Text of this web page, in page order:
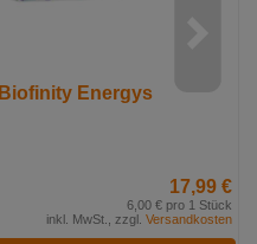
Biofinity Energys
17,99 €
6,00 € pro 1 Stück
inkl. MwSt., zzgl. Versandkosten